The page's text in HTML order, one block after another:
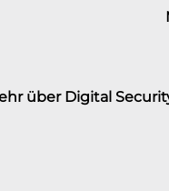
über Digital